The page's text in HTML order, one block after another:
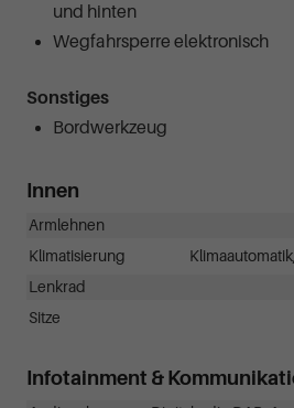
und hinten
Wegfahrsperre elektronisch
Sonstiges
Bordwerkzeug
Innen
Armlehnen
Klimatisierung
Lenkrad
Sitze
Infotainment &